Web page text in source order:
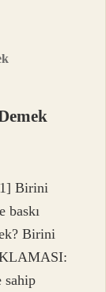
Birini
baskı
Birini
sahip